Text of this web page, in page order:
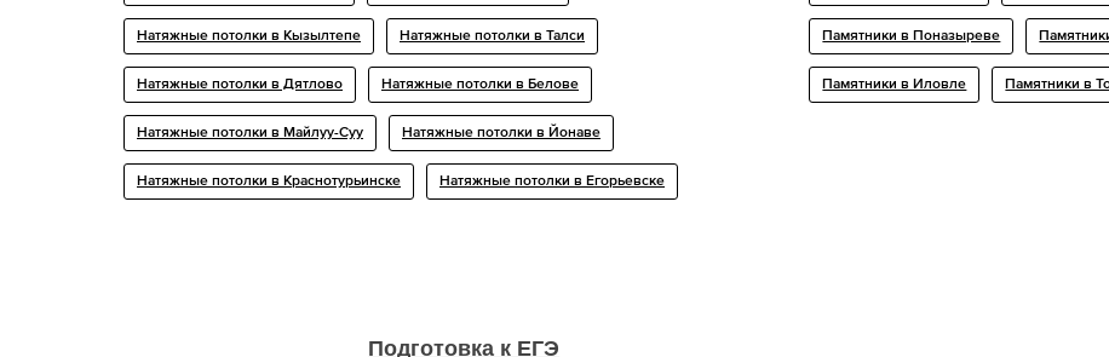
Натяжные потолки в Кызылтепе Натяжные потолки в Талси
Натяжные потолки в Дятлово Натяжные потолки в Белове
Натяжные потолки в Майлуу-Суу Натяжные потолки в Йонаве
Натяжные потолки в Краснотурьинске Натяжные потолки в Егорьевске
Памятники в Поназыреве
Памятники в Иловле Памятники в
Подготовка к ЕГЭ